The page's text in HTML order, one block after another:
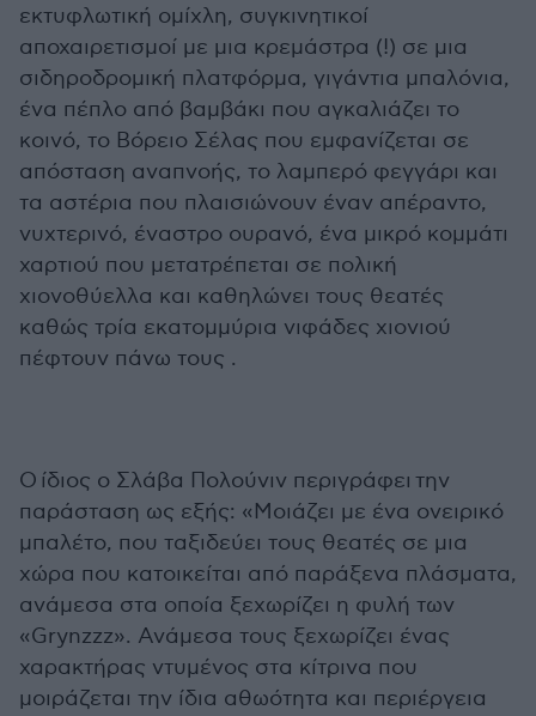
εκτυφλωτική ομίχλη, συγκινητικοί
αποχαιρετισμοί με μια κρεμάστρα (!) σε μια
σιδηροδρομική πλατφόρμα, γιγάντια μπαλόνια,
ένα πέπλο από βαμβάκι που αγκαλιάζει το
κοινό, το Βόρειο Σέλας που εμφανίζεται σε
απόσταση αναπνοής, το λαμπερό φεγγάρι και
τα αστέρια που πλαισιώνουν έναν απέραντο,
νυχτερινό, έναστρο ουρανό, ένα μικρό κομμάτι
χαρτιού που μετατρέπεται σε πολική
χιονοθύελλα και καθηλώνει τους θεατές
καθώς τρία εκατομμύρια νιφάδες χιονιού
πέφτουν πάνω τους .
Ο ίδιος ο Σλάβα Πολούνιν περιγράφει την
παράσταση ως εξής: «Μοιάζει με ένα ονειρικό
μπαλέτο, που ταξιδεύει τους θεατές σε μια
χώρα που κατοικείται από παράξενα πλάσματα,
ανάμεσα στα οποία ξεχωρίζει η φυλή των
«Grynzzz». Ανάμεσα τους ξεχωρίζει ένας
χαρακτήρας ντυμένος στα κίτρινα που
μοιράζεται την ίδια αθωότητα και περιέργεια